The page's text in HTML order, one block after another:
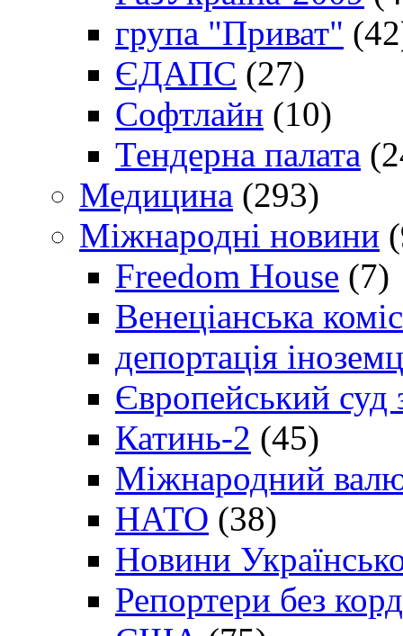
група "Приват"
ЄДАПС (27)
Софтлайн (10)
Тендерна палата
Медицина (293)
Міжнародні новини
Freedom House (7)
Венеціанська
депортація
Європейський
Катинь-2 (45)
Міжнародний
НАТО (38)
Новини
Репортери без